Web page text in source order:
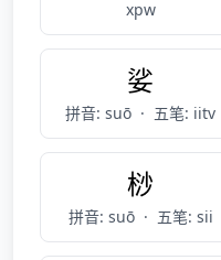
xpw
娑
拼音: suō · 五笔: iitv
桫
拼音: suō · 五笔: sii